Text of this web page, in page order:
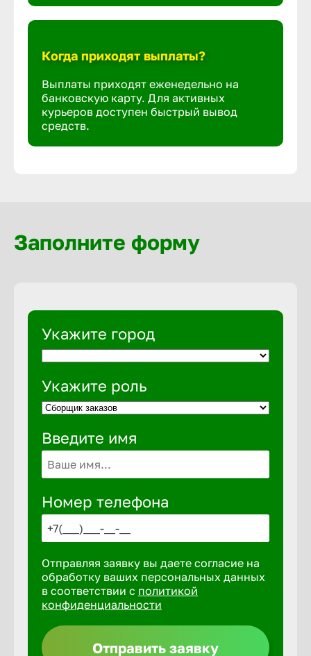
Когда приходят выплаты?
Выплаты приходят еженедельно на
банковскую карту. Для активных
курьеров доступен быстрый вывод
средств.
Заполните форму
Укажите город
Укажите роль
Введите имя
Номер телефона
Отправляя заявку вы даете согласие на
обработку ваших персональных данных
в соответствии с политикой
конфиденциальности
Отправить заявку